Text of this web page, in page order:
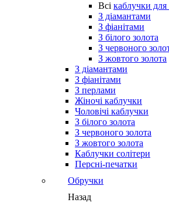
Всі каблучки
З діамантами
З фіанітами
З білого золота
З червоного
З жовтого золота
З діамантами
З фіанітами
З перлами
Жіночі каблучки
Чоловічі каблучки
З білого золота
З червоного золота
З жовтого золота
Каблучки солітери
Персні-печатки
Обручки
Назад